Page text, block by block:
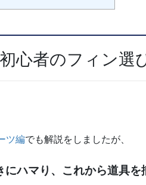
心者のフィン選
ツ編でも解説をしましたが、
にハマり、これから道具を